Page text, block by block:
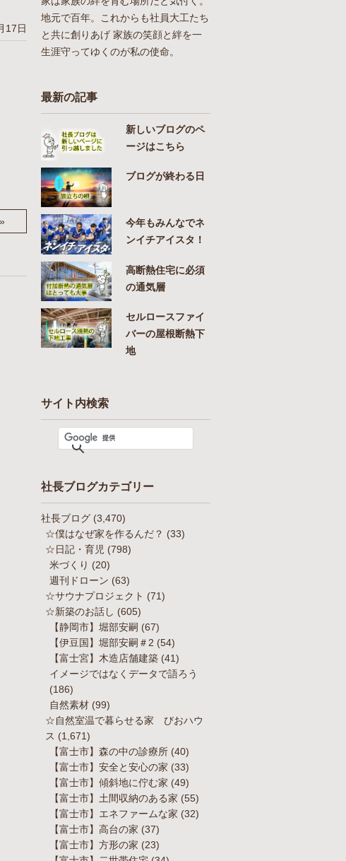
17日
»
地元で百年。これからも社員大工たち
と共に創りあげ 家族の笑顔と絆を一
生涯守ってゆくのが私の使命。
最新の記事
新しいブログのペ
ージはこちら
ブログが終わる日
今年もみんなでネ
ンイチアイスタ！
高断熱住宅に必須
の通気層
セルロースファイ
バーの屋根断熱下
地
サイト内検索
社長ブログカテゴリー
社長ブログ (3,470)
☆僕はなぜ家を作るんだ？ (33)
☆日記・育児 (798)
米づくり (20)
週刊ドローン (63)
☆サウナプロジェクト (71)
☆新築のお話し (605)
【静岡市】堀部安嗣 (67)
【伊豆国】堀部安嗣＃2 (54)
【富士宮】木造店舗建築 (41)
イメージではなくデータで語ろう
(186)
自然素材 (99)
☆自然室温で暮らせる家 びおハウ
ス (1,671)
【富士市】森の中の診療所 (40)
【富士市】安全と安心の家 (33)
【富士市】傾斜地に佇む家 (49)
【富士市】土間収納のある家 (55)
【富士市】エネファームな家 (32)
【富士市】高台の家 (37)
【富士市】方形の家 (23)